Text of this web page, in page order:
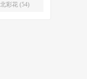
彩花 (54)